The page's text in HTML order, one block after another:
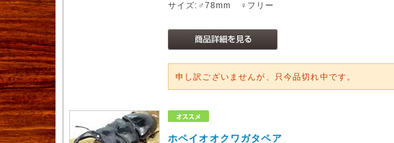
サイズ:♂78mm ♀フリー
申し訳ございませんが、只今品切れ中です。
ホペイオオクワガタペア